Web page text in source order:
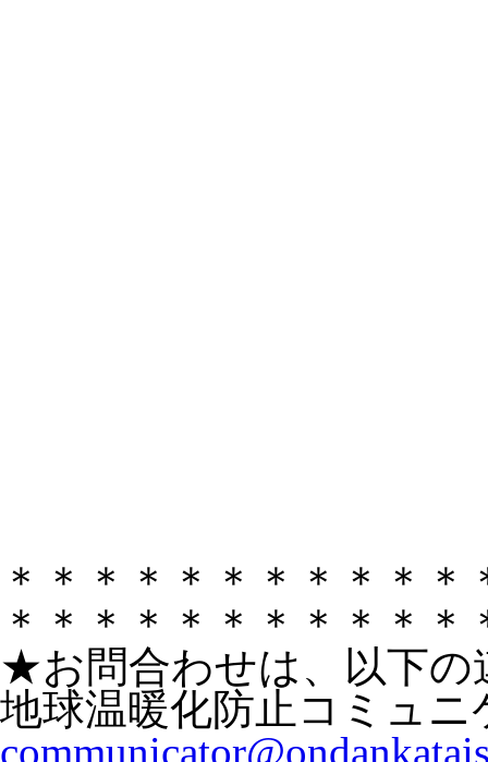
＊＊＊＊＊＊＊＊＊＊
＊＊＊＊＊＊＊＊＊＊
★お問合わせは、以下
地球温暖化防止コミュ